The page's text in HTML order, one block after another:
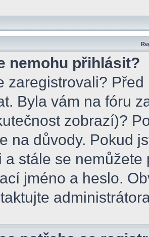
nemohu přihlásit?
zaregistrovali?
Byla vám na fóru
zobrazí)?
na důvody. Pokud
a stále se
jméno a heslo.